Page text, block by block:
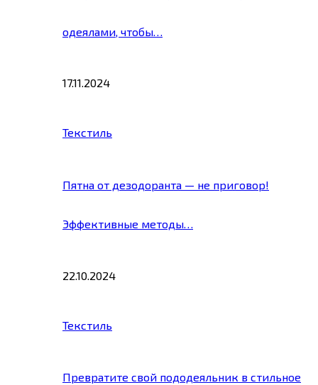
одеялами, чтобы…
17.11.2024
Текстиль
Пятна от дезодоранта — не приговор!
Эффективные методы…
22.10.2024
Текстиль
Превратите свой пододеяльник в стильное